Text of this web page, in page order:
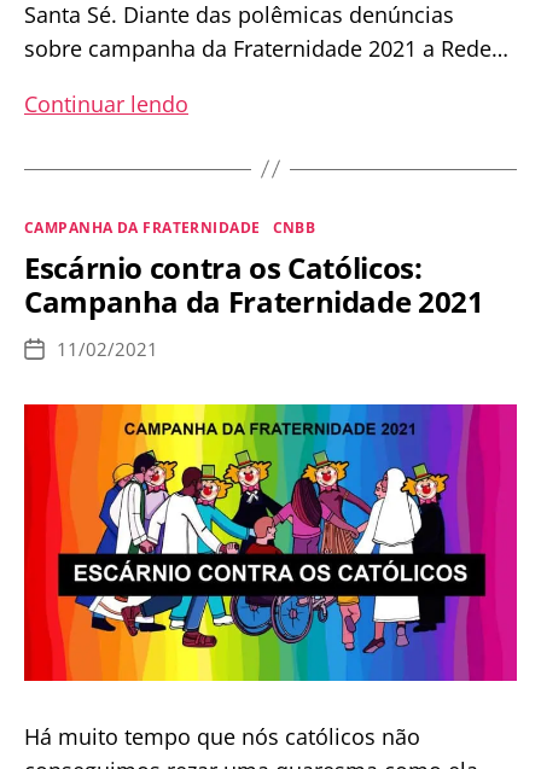
Santa Sé. Diante das polêmicas denúncias
sobre campanha da Fraternidade 2021 a Rede…
Continuar lendo
pronunciam
Centro
Dom
Bosco,
sobre
“casamento
de
transexuais”
Categorias
CAMPANHA DA FRATERNIDADE CNBB
Escárnio contra os Católicos:
Campanha da Fraternidade 2021
Data
publicação
11/02/2021
Há muito tempo que nós católicos não